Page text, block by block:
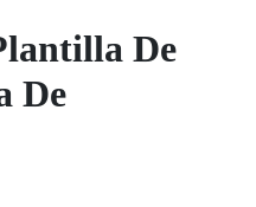
De
De